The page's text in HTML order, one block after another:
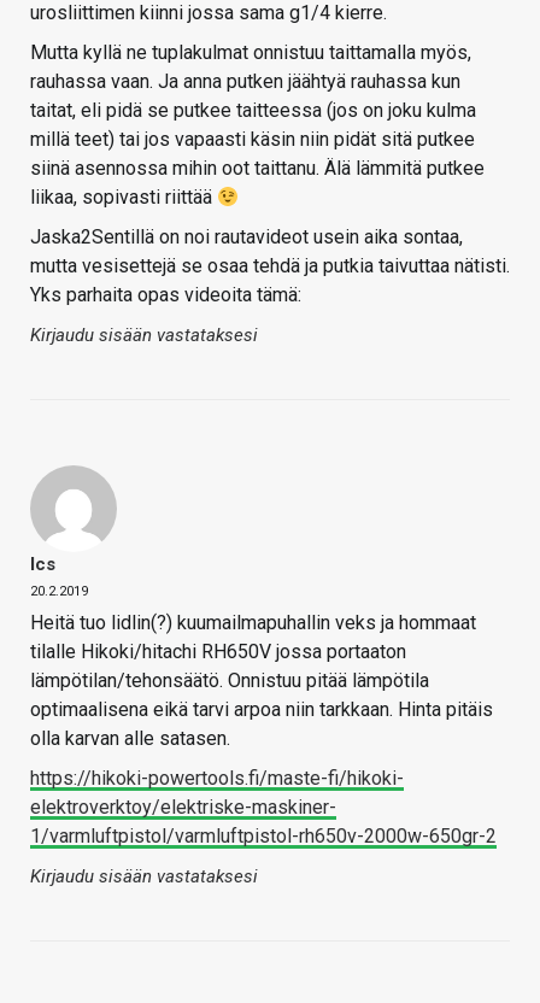
urosliittimen kiinni jossa sama g1/4 kierre.
Mutta kyllä ne tuplakulmat onnistuu taittamalla myös,
rauhassa vaan. Ja anna putken jäähtyä rauhassa kun
taitat, eli pidä se putkee taitteessa (jos on joku kulma
millä teet) tai jos vapaasti käsin niin pidät sitä putkee
siinä asennossa mihin oot taittanu. Älä lämmitä putkee
liikaa, sopivasti riittää
Jaska2Sentillä on noi rautavideot usein aika sontaa,
mutta vesisettejä se osaa tehdä ja putkia taivuttaa nätisti.
Yks parhaita opas videoita tämä:
Kirjaudu sisään vastataksesi
Ics
20.2.2019
Heitä tuo lidlin(?) kuumailmapuhallin veks ja hommaat
tilalle Hikoki/hitachi RH650V jossa portaaton
lämpötilan/tehonsäätö. Onnistuu pitää lämpötila
optimaalisena eikä tarvi arpoa niin tarkkaan. Hinta pitäis
olla karvan alle satasen.
https://hikoki-powertools.fi/maste-fi/hikoki-
elektroverktoy/elektriske-maskiner-
1/varmluftpistol/varmluftpistol-rh650v-2000w-650gr-2
Kirjaudu sisään vastataksesi